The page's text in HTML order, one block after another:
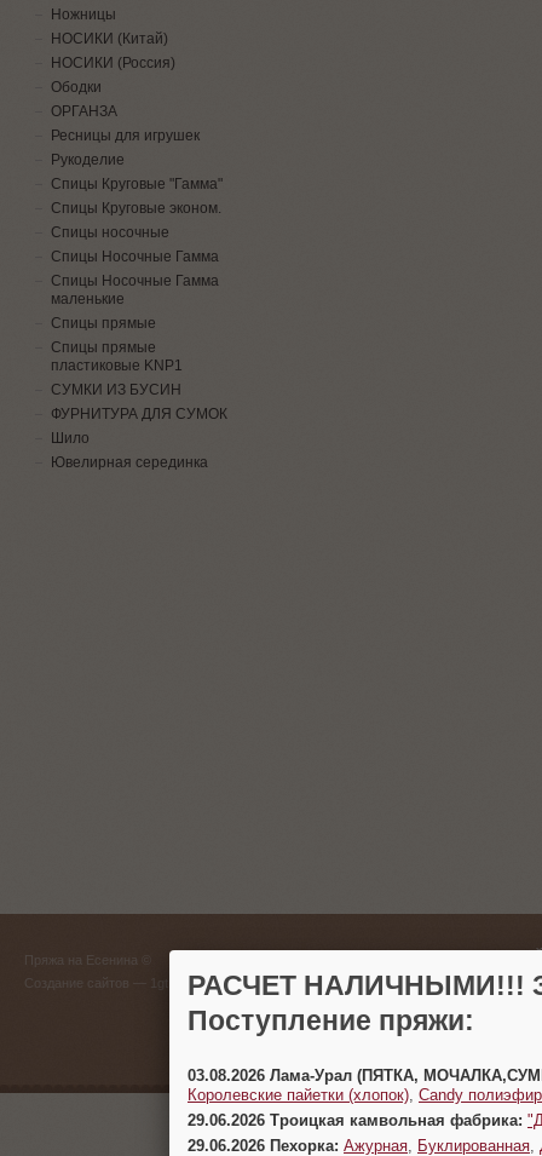
Ножницы
НОСИКИ (Китай)
НОСИКИ (Россия)
Ободки
ОРГАНЗА
Ресницы для игрушек
Рукоделие
Спицы Круговые "Гамма"
Спицы Круговые эконом.
Спицы носочные
Спицы Носочные Гамма
Спицы Носочные Гамма
маленькие
Спицы прямые
Спицы прямые
пластиковые KNP1
СУМКИ ИЗ БУСИН
ФУРНИТУРА ДЛЯ СУМОК
Шило
Ювелирная серединка
Пряжа на Есенина ©
Создание сайтов
(383)
г.
РАСЧЕТ НАЛИЧНЫМИ!!!
Поступление пряжи:
03.08.2026 Лама-Урал (ПЯТКА,
Королевские пайетки (хлопок) Candy
29.06.2026 Троицкая камвольная фабрика:
29.06.2026 Пехорка: Ажурная Буклированная